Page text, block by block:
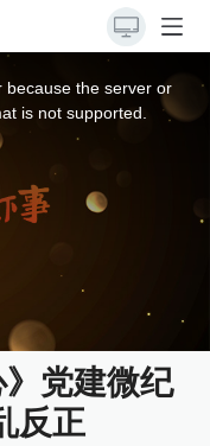
because the server or
is not supported.
》党建微纪
反正